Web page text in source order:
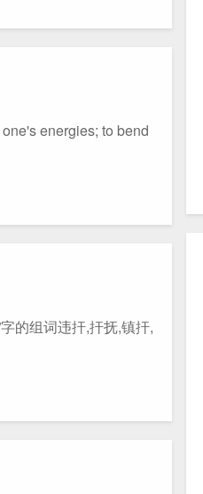
energies; to bend
的组词违扞,扞抚,镇扞,